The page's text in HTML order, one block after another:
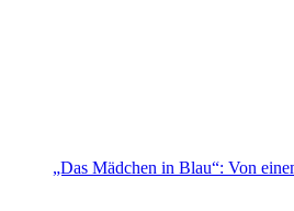
„Das Mädchen in Blau“: Von